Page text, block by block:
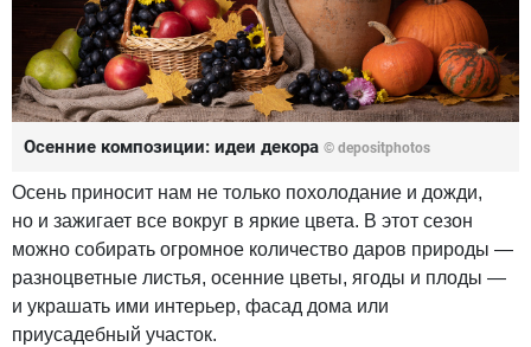
Осенние композиции: идеи декора © depositphotos
Осень приносит нам не только похолодание и дожди,
но и зажигает все вокруг в яркие цвета. В этот сезон
можно собирать огромное количество даров природы —
разноцветные листья, осенние цветы, ягоды и плоды —
и украшать ими интерьер, фасад дома или
приусадебный участок.